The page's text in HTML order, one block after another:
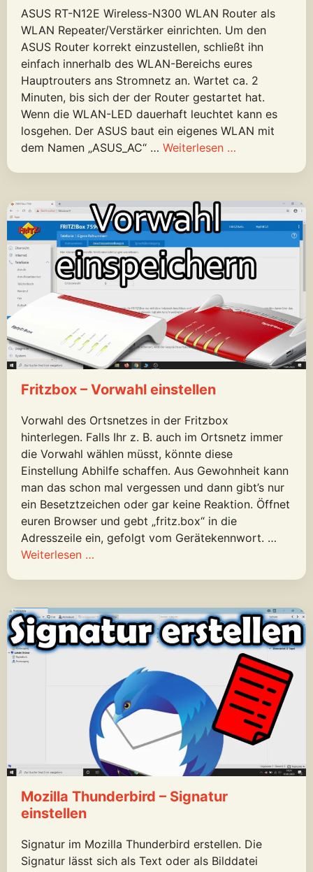
ASUS RT-N12E Wireless-N300 WLAN Router als
WLAN Repeater/Verstärker einrichten. Um den
ASUS Router korrekt einzustellen, schließt ihn
einfach innerhalb des WLAN-Bereichs eures
Hauptrouters ans Stromnetz an. Wartet ca. 2
Minuten, bis sich der der Router gestartet hat.
Wenn die WLAN-LED dauerhaft leuchtet kann es
losgehen. Der ASUS baut ein eigenes WLAN mit
dem Namen „ASUS_AC“ … Weiterlesen …
Fritzbox – Vorwahl einstellen
Vorwahl des Ortsnetzes in der Fritzbox
hinterlegen. Falls Ihr z. B. auch im Ortsnetz immer
die Vorwahl wählen müsst, könnte diese
Einstellung Abhilfe schaffen. Aus Gewohnheit kann
man das schon mal vergessen und dann gibt’s nur
ein Besetztzeichen oder gar keine Reaktion. Öffnet
euren Browser und gebt „fritz.box“ in die
Adresszeile ein, gefolgt vom Gerätekennwort. …
Weiterlesen …
Mozilla Thunderbird – Signatur
einstellen
Signatur im Mozilla Thunderbird erstellen. Die
Signatur lässt sich als Text oder als Bilddatei